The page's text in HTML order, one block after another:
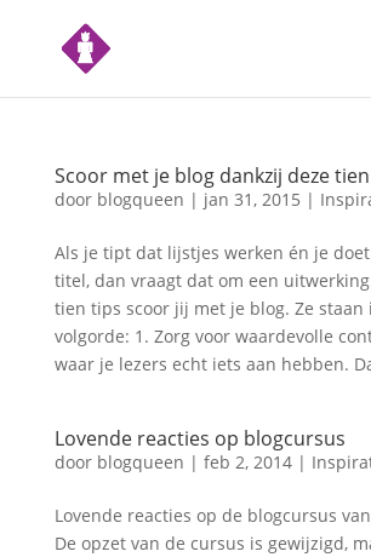
Scoor met je blog dankzij deze
door blogqueen | jan 31, 2015 |
Als je tipt dat lijstjes werken én je doet
titel, dan vraagt dat om een
tien tips scoor jij met je blog. Ze
volgorde: 1. Zorg voor waardevolle
waar je lezers echt iets aan hebben.
Lovende reacties op blogcursus
door blogqueen | feb 2, 2014|
Lovende reacties op de blogcursus
De opzet van de cursus is gewijzigd,